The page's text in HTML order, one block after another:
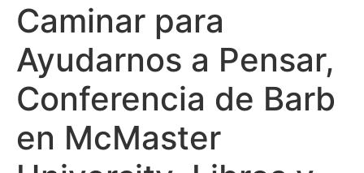
Caminar para
Ayudarnos a Pensar,
Conferencia de Barb
en McMaster